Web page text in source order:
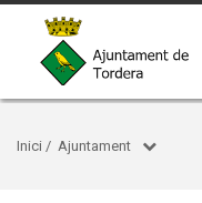
Inici / Ajuntament